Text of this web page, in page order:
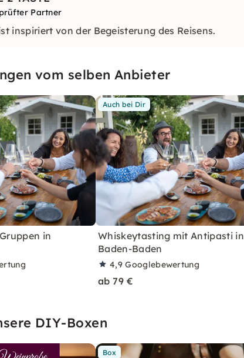
Partner
inspiriert von der Begeisterung des Reisens.
vom selben Anbieter
in
Auch bei Dir
Whiskeytasting mit Antipasti in
Baden-Baden
4,9Googlebewertung
ab 79 €
DIY-Boxen
Box